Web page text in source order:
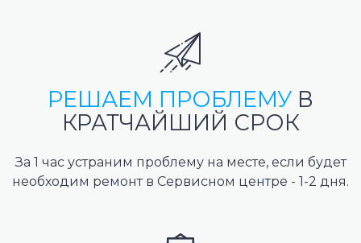
РЕШАЕМ ПРОБЛЕМУ В
КРАТЧАЙШИЙ СРОК
За 1 час устраним проблему на месте, если будет
необходим ремонт в Сервисном центре - 1-2 дня.